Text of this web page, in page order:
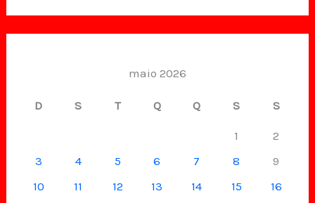
maio 2026
D S T Q Q S S
1
2
3
4 5 6 7 8
9
10
11 12 13 14 15
16